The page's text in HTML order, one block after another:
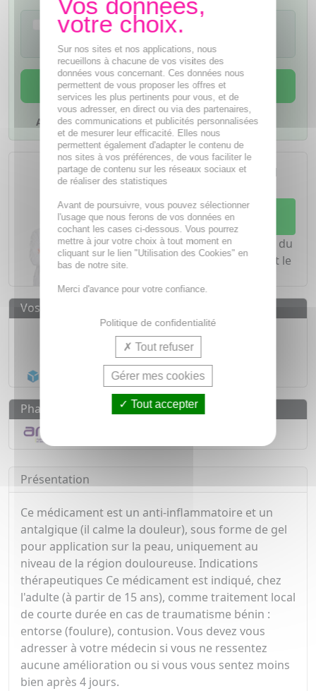
Je confirme avoir lu la notice de ce
médicament
AJOUTER AU PANIER
Ajouter à mes favoris
L'achat d'un médicament sans
ordonnance nécessite le conseil
d'unpharmacien
Demandez conseil à votre
pharmacien
Notre équipe est à votre écoute du
lundi au vendredi de8h à 20h
et le
Vos avantages
Médicaments d'origineCERTIFIÉE
médicaments
Acheminement Chronopost
Pharmacovigilance
Présentation
Ce médicament est un anti-inflammatoire et un
antalgique (il calme la douleur), sous forme de gel
pour application sur la peau, uniquement au
niveau de la région douloureuse. Indications
thérapeutiques Ce médicament est indiqué, chez
l'adulte (à partir de 15 ans), comme traitement local
de courte durée en cas de traumatisme bénin :
entorse (foulure), contusion. Vous devez vous
adresser à votre médecin si vous ne ressentez
aucune amélioration ou si vous vous sentez moins
bien après 4 jours.
Sur nos sites et nos applications, nous
recueillons à chacune de vos visites des
données vous concernant. Ces données nous
permettent de vous proposer les offres et
services les plus pertinents pour vous, et de
vous adresser, en direct ou via des partenaires,
des communications et publicités personnalisées
et de mesurer leur efficacité. Elles nous
permettent également d'adapter le contenu de
nos sites à vos préférences, de vous faciliter le
partage de contenu sur les réseaux sociaux et
de réaliser des statistiques
Avant de poursuivre, vous pouvez sélectionner
l'usage que nous ferons de vos données en
cochant les cases ci-dessous. Vous pourrez
mettre à jour votre choix à tout moment en
cliquant sur le lien "Utilisation des Cookies" en
bas de notre site.
Merci d'avance pour votre confiance.
Politique de confidentialité
Tout refuser
Gérer mes cookies
Tout accepter